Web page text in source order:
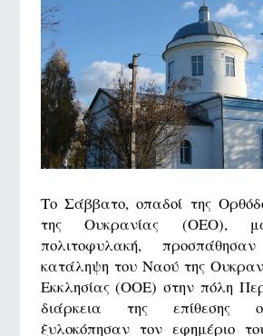
Το Σάββατο, οπαδοί της
της Ουκρανίας (ΟΕΟ),
πολιτοφυλακή,
κατάληψη του Ναού της
Εκκλησίας (ΟΟΕ) στην πόλη
διάρκεια της επίθεσης
ξυλοκόπησαν τον εφημέριο